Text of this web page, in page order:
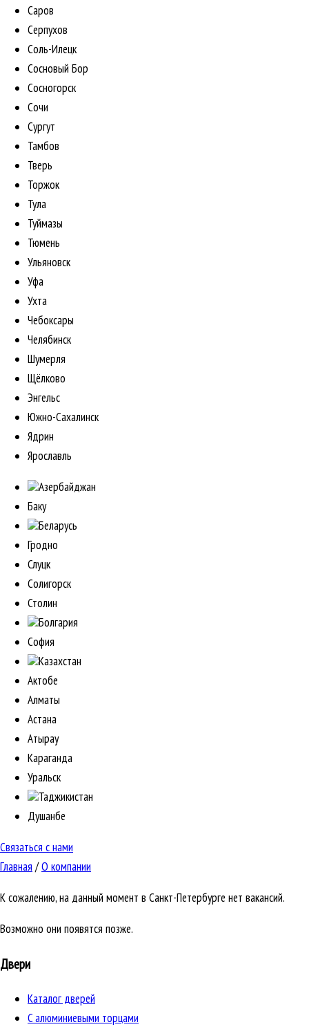
Саров
Серпухов
Соль-Илецк
Сосновый Бор
Сосногорск
Сочи
Сургут
Тамбов
Тверь
Торжок
Тула
Туймазы
Тюмень
Ульяновск
Уфа
Ухта
Чебоксары
Челябинск
Шумерля
Щёлково
Энгельс
Южно-Сахалинск
Ядрин
Ярославль
Азербайджан
Баку
Беларусь
Гродно
Слуцк
Солигорск
Столин
Болгария
София
Казахстан
Актобе
Алматы
Астана
Атырау
Караганда
Уральск
Таджикистан
Душанбе
Связаться с нами
Главная /О компании
К сожалению, на данный момент в Санкт-Петербурге нет вакансий.
Возможно они появятся позже.
Двери
Каталог дверей
C алюминиевыми торцами